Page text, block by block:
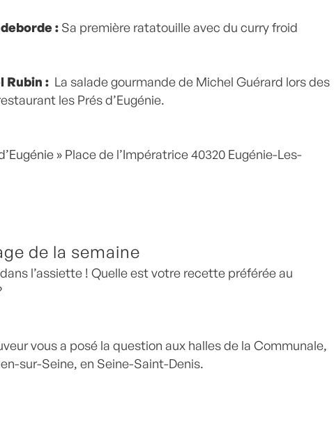
: Sa première ratatouille avec du curry froid
Rubin : La salade gourmande de Michel Guérard lors des
les Prés d’Eugénie.
» Place de l’Impératrice 40320 Eugénie-Les-
de la semaine
l’assiette ! Quelle est votre recette préférée au
vous a posé la question aux halles de la Communale,
sur-Seine, en Seine-Saint-Denis.